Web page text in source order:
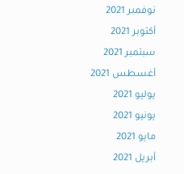
نوفمبر 2021
أكتوبر 2021
سبتمبر 2021
أغسطس 2021
يوليو 2021
يونيو 2021
مايو 2021
أبريل 2021